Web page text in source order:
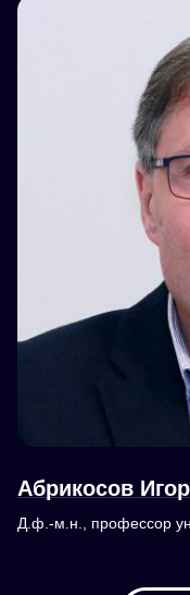
Абрикосов
Д.ф.-м.н., профессор